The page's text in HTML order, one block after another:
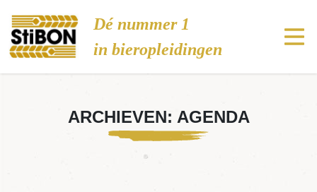
Stibon
Dé nummer 1
in bieropleidingen
ARCHIEVEN: AGENDA